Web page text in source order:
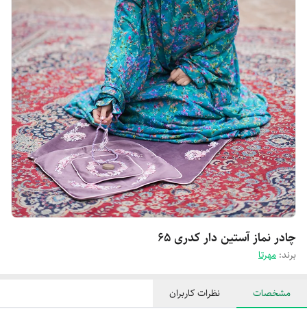
چادر نماز آستین دار کدری 65
برند: مهرتا
مشخصات نظرات کاربران